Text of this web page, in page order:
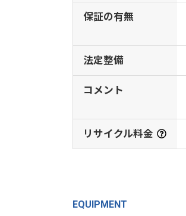
保証の有無
法定整備
コメント
リサイクル料金
EQUIPMENT